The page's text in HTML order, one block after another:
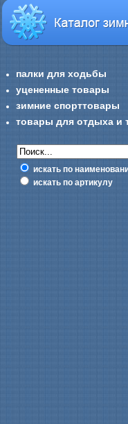
палки для ходьбы
уцененные товары
зимние спорттовары
товары для отдыха и
искать по
искать по артикулу